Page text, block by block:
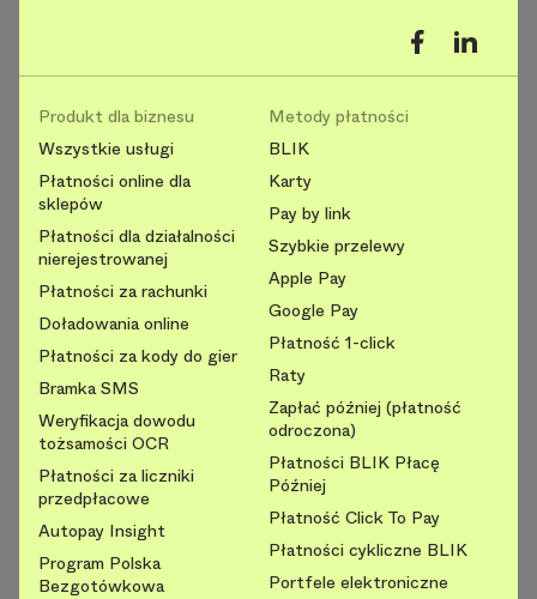
Produkt dla biznesu
Wszystkie usługi
Płatności online dla
sklepów
Płatności dla działalności
nierejestrowanej
Płatności za rachunki
Doładowania online
Płatności za kody do gier
Bramka SMS
Weryfikacja dowodu
tożsamości OCR
Płatności za liczniki
przedpłacowe
Autopay Insight
Program Polska
Bezgotówkowa
Metody płatności
BLIK
Karty
Pay by link
Szybkie przelewy
Apple Pay
Google Pay
Płatność 1-click
Raty
Zapłać później (płatność
odroczona)
Płatności BLIK Płacę
Później
Płatność Click To Pay
Płatności cykliczne BLIK
Portfele elektroniczne